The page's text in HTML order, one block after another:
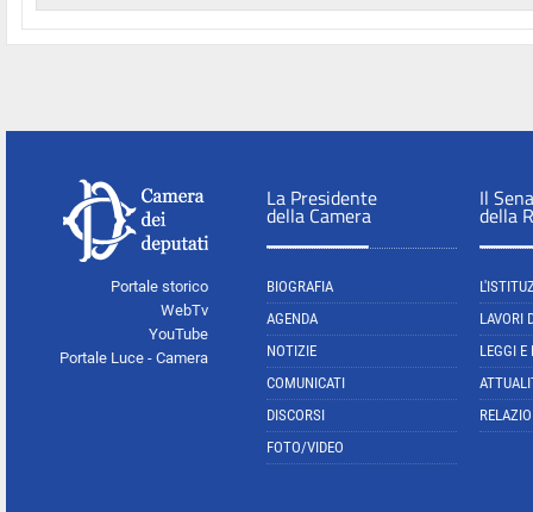
Portale storico
WebTv
YouTube
Portale Luce - Camera
La Presidente
della Camera
BIOGRAFIA
AGENDA
NOTIZIE
COMUNICATI
DISCORSI
FOTO/VIDEO
Il
della
LAVORI
LEGGI E